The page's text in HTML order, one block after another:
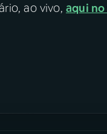
ao vivo, aqui no